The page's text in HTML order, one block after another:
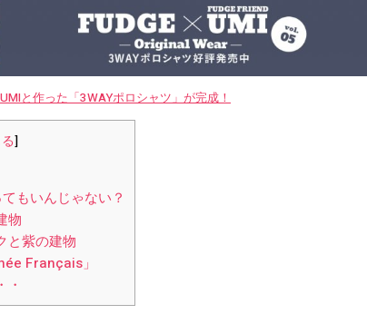
と作った「3WAYポロシャツ」が完成！
]
もいんじゃない？
物
と紫の建物
Français」